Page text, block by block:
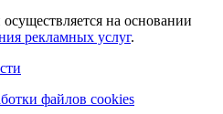
на основании
рекламных услуг.
файлов cookies